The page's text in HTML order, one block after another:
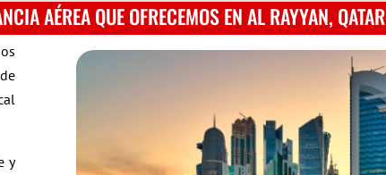
AÉREA QUE OFRECEMOS EN AL RAYYAN, QATAR
y